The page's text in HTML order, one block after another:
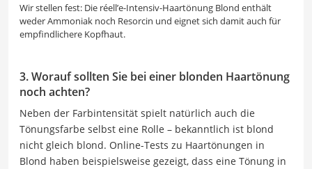
Wir stellen fest: Die réell’e-Intensiv-Haartönung Blond enthält
weder Ammoniak noch Resorcin und eignet sich damit auch für
empfindlichere Kopfhaut.
3. Worauf sollten Sie bei einer blonden Haartönung
noch achten?
Neben der Farbintensität spielt natürlich auch die
Tönungsfarbe selbst eine Rolle – bekanntlich ist blond
nicht gleich blond. Online-Tests zu Haartönungen in
Blond haben beispielsweise gezeigt, dass eine Tönung in